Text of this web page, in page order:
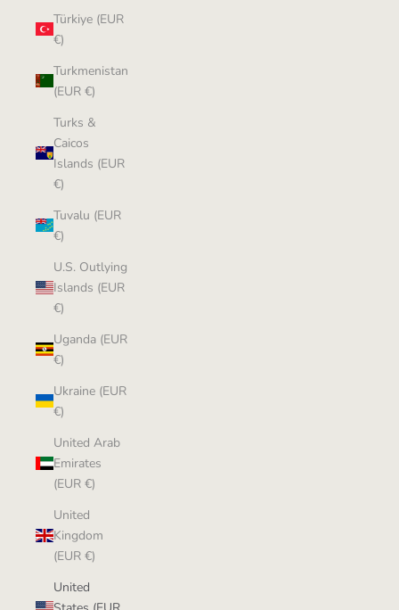
Türkiye (EUR
€)
Turkmenistan
(EUR €)
Turks &
Caicos
Islands (EUR
€)
Tuvalu (EUR
€)
U.S. Outlying
Islands (EUR
€)
Uganda (EUR
€)
Ukraine (EUR
€)
United Arab
Emirates
(EUR €)
United
Kingdom
(EUR €)
United